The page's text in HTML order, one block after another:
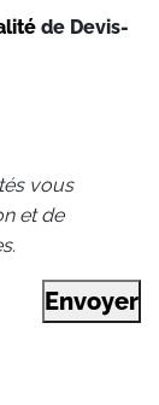
de Devis-
vous
et de
Envoyer